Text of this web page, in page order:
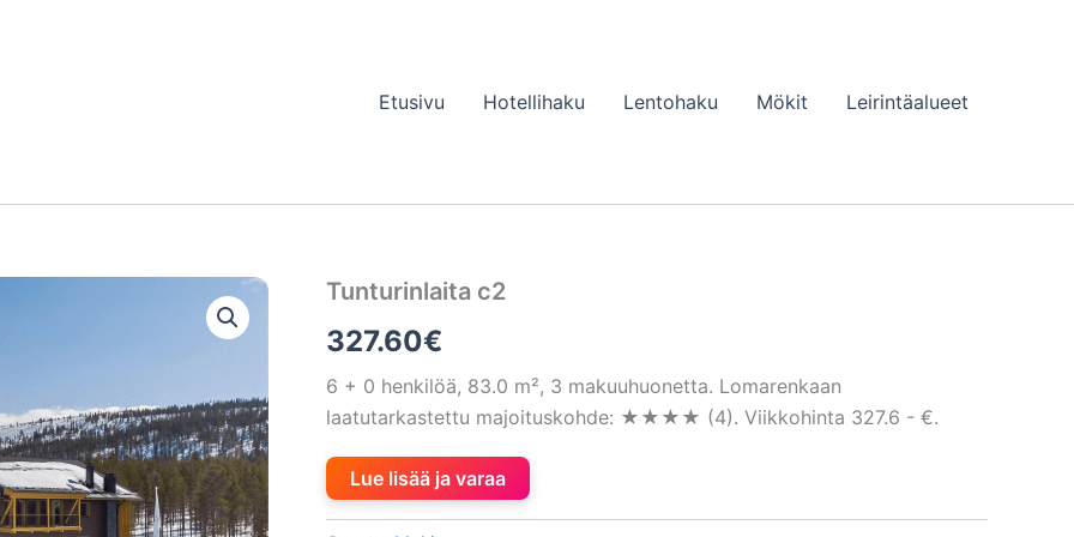
Etusivu Hotellihaku Lentohaku Mökit Leirintäalueet
Tunturinlaita c2
327.60€
6 + 0 henkilöä, 83.0 m², 3 makuuhuonetta. Lomarenkaan
laatutarkastettu majoituskohde: ★★★★ (4). Viikkohinta 327.6 - €.
Lue lisää ja varaa